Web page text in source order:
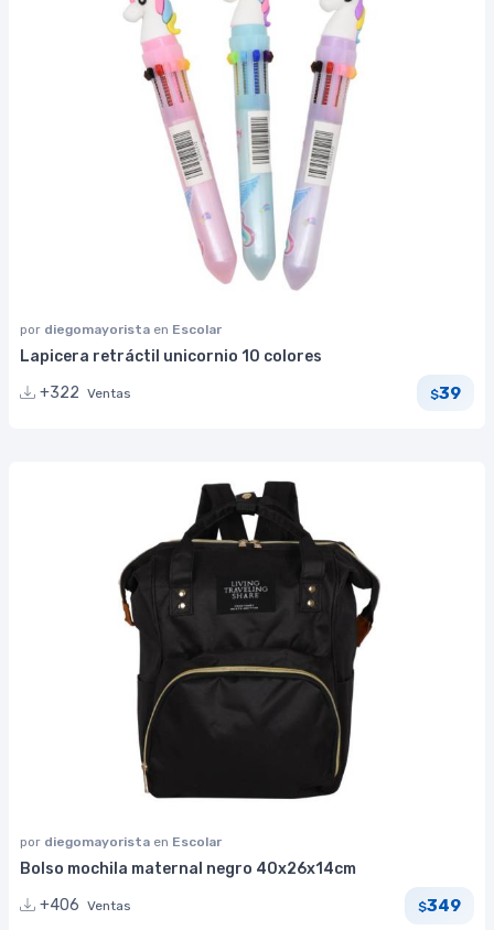
por diegomayorista en Escolar
Lapicera retráctil unicornio 10 colores
+322 Ventas $39
por diegomayorista en Escolar
Bolso mochila maternal negro 40x26x14cm
+406 Ventas $349